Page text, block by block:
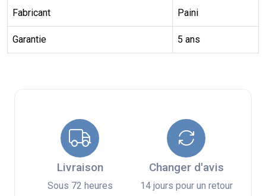
Fabricant Paini
Garantie 5 ans
Livraison
Sous 72 heures
Changer d'avis
14 jours pour un retour